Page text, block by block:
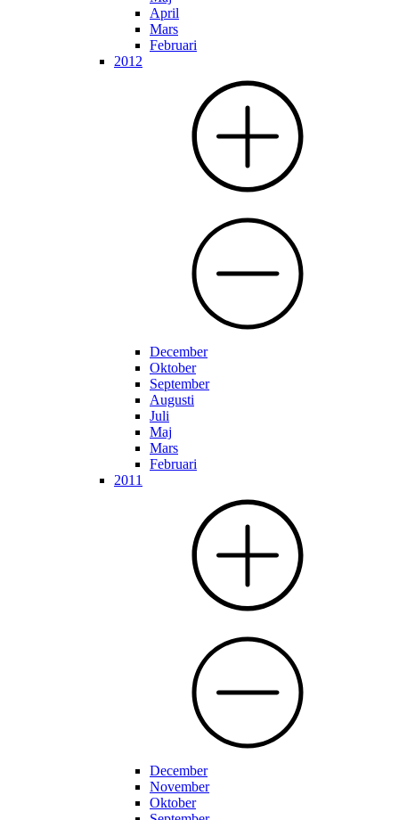
April
Mars
Februari
2012
December
Oktober
September
Augusti
Juli
Maj
Mars
Februari
2011
December
November
Oktober